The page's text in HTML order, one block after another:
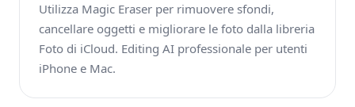
Utilizza Magic Eraser per rimuovere sfondi,
cancellare oggetti e migliorare le foto dalla libreria
Foto di iCloud. Editing AI professionale per utenti
iPhone e Mac.